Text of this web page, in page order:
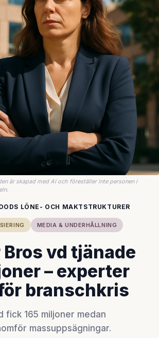
är skapad med AI och föreställer inte personen i
LÖNE- OCH MAKTSTRUKTURER
MEDIA & UNDERHÅLLNING
vd tjänade
– experter
branschkris
fick 165 miljoner medan
massuppsägningar.